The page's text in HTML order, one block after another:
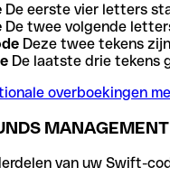
De eerste vier letters
De twee volgende
Deze twee tekens
De laatste drie tekens
overboekingen
van uw Swift-